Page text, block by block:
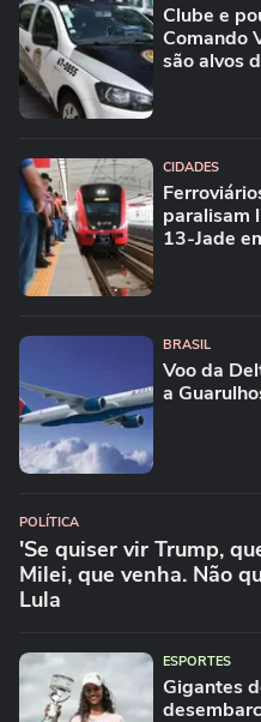
Clube e
Comando
são alvos
CIDADES
paralisam
13-Jade
BRASIL
Voo da
a
POLÍTICA
'Se quiser vir Trump,
Milei, que venha. Não
Lula
ESPORTES
Gigantes